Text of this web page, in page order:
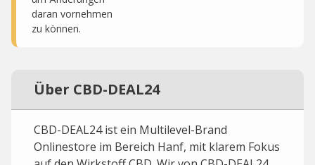
daran vornehmen
zu können.
Über CBD-DEAL24
CBD-DEAL24 ist ein Multilevel-Brand
Onlinestore im Bereich Hanf, mit klarem Fokus